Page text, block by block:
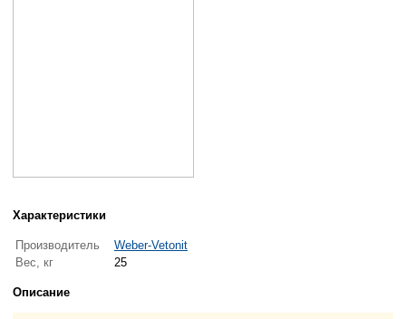
Характеристики
Производитель
Weber-Vetonit
Вес, кг
25
Описание